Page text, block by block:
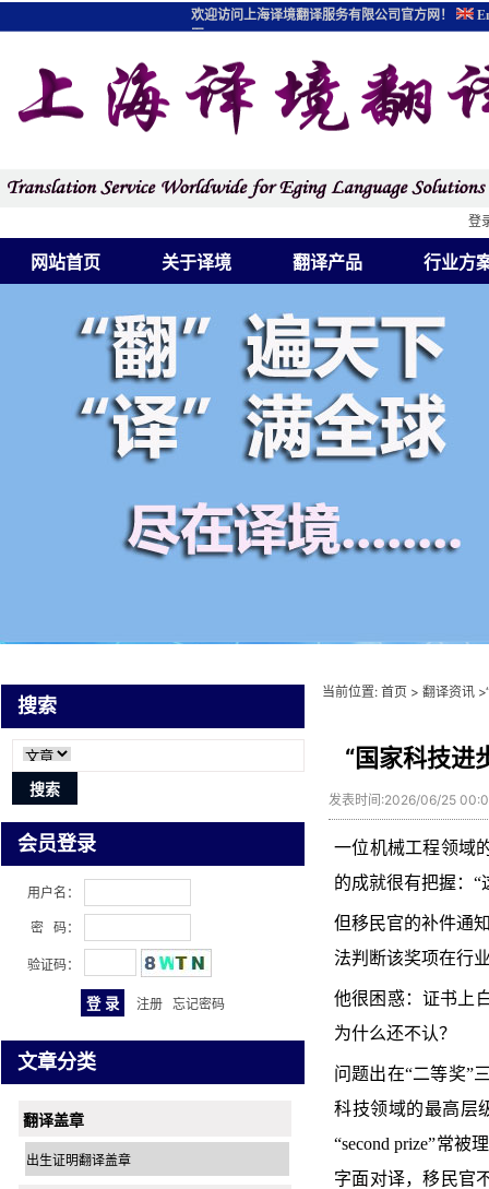
网站首页 关于译境 翻译产品 行业方
登
欢迎访问上海译境翻译服务有限公司官方网！
图
搜索
会员登录
用户名：
密 码：
验证码：
注册 忘记密码
文章分类
翻译盖章
出生证明翻译盖章
当前位置: 首页 > 翻译资讯
“国家科技进
发表时间:2026/06/25
一位机械工程领域
的成就很有把握：
但移民官的补件通
法判断该奖项在行
他很困惑：证书上
为什么还不认？
问题出在“二等奖”
科技领域的最高层
“second prize”常
字面对译，移民官